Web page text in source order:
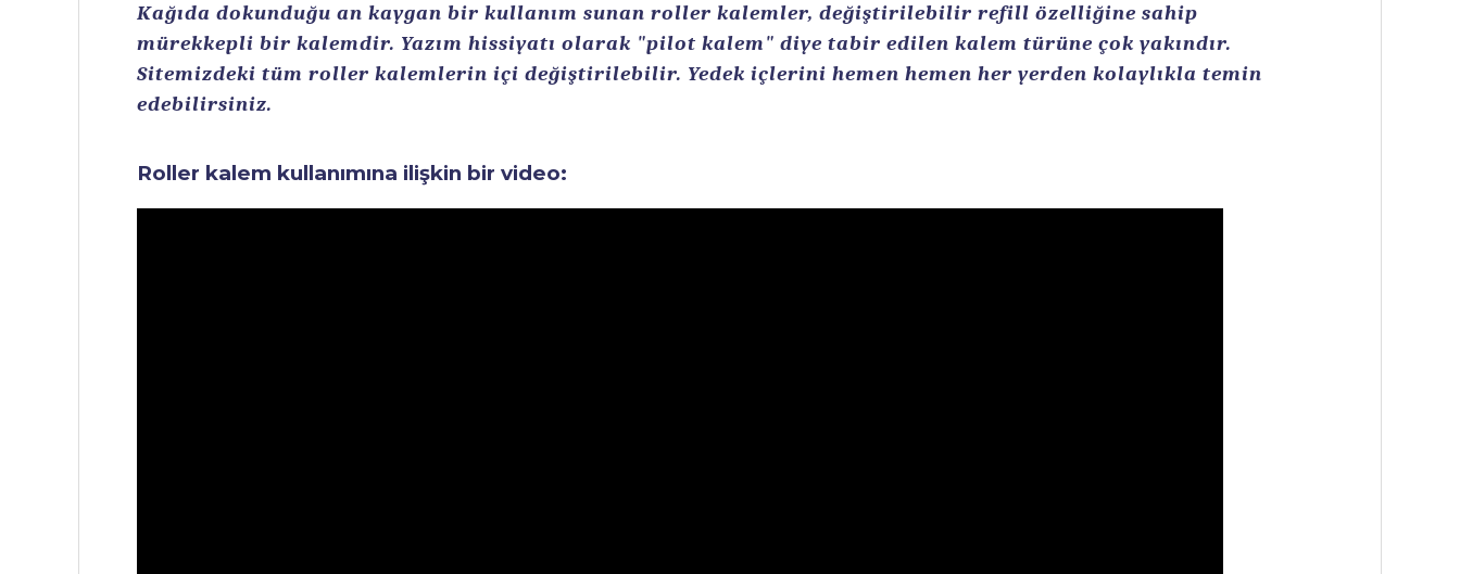
Kağıda dokunduğu an kaygan bir kullanım sunan roller kalemler, değiştirilebilir refill özelliğine sahip
mürekkepli bir kalemdir. Yazım hissiyatı olarak "pilot kalem" diye tabir edilen kalem türüne çok yakındır.
Sitemizdeki tüm roller kalemlerin içi değiştirilebilir. Yedek içlerini hemen hemen her yerden kolaylıkla temin
edebilirsiniz.
Roller kalem kullanımına ilişkin bir video: